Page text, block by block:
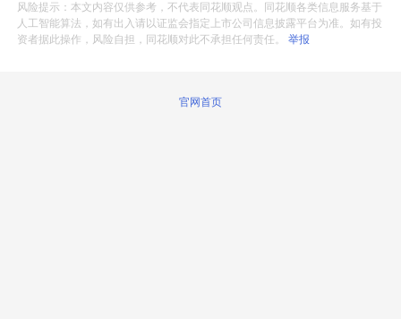
风险提示：本文内容仅供参考，不代表同花顺观点。同花顺各类信息服务基于
人工智能算法，如有出入请以证监会指定上市公司信息披露平台为准。如有投
资者据此操作，风险自担，同花顺对此不承担任何责任。举报
官网首页